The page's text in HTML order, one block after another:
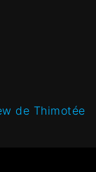
de Thimotée